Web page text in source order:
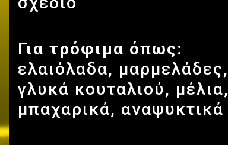
Για τρόφιμα όπως:
ελαιόλαδα, μαρμελάδες,
γλυκά κουταλιού, μέλια,
μπαχαρικά, αναψυκτικά